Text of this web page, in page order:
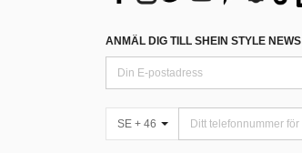
ANMÄL DIG TILL SHEIN STYLE NEWS
SE + 46